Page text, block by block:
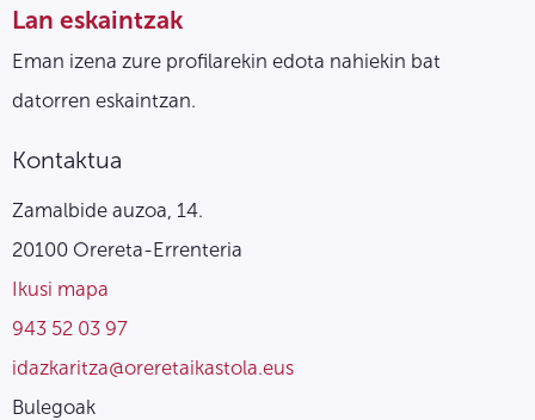
Lan eskaintzak
Eman izena zure profilarekin edota nahiekin bat
datorren eskaintzan.
Kontaktua
Zamalbide auzoa, 14.
20100 Orereta-Errenteria
Ikusi mapa
943 52 03 97
idazkaritza@oreretaikastola.eus
Bulegoak